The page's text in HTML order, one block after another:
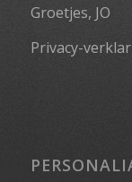
Groetjes, JO
Privacy-